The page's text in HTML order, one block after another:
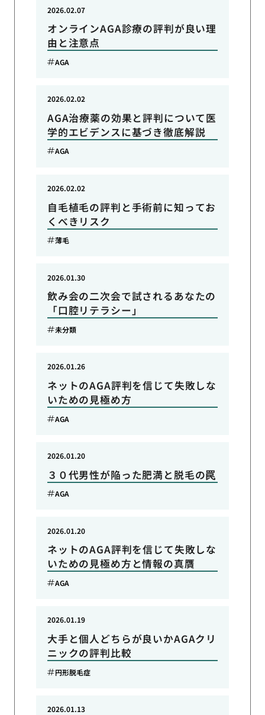
オンラインAGA診療の評判が良い理
由と注意点
2026.02.07
AGA
AGA治療薬の効果と評判について医
学的エビデンスに基づき徹底解説
2026.02.02
AGA
自毛植毛の評判と手術前に知ってお
くべきリスク
2026.02.02
薄毛
飲み会の二次会で試されるあなたの
「口腔リテラシー」
2026.01.30
未分類
ネットのAGA評判を信じて失敗しな
いための見極め方
2026.01.26
AGA
３０代男性が陥った肥満と脱毛の罠
2026.01.20
AGA
ネットのAGA評判を信じて失敗しな
いための見極め方と情報の真贋
2026.01.20
AGA
大手と個人どちらが良いかAGAクリ
ニックの評判比較
2026.01.19
円形脱毛症
2026.01.13